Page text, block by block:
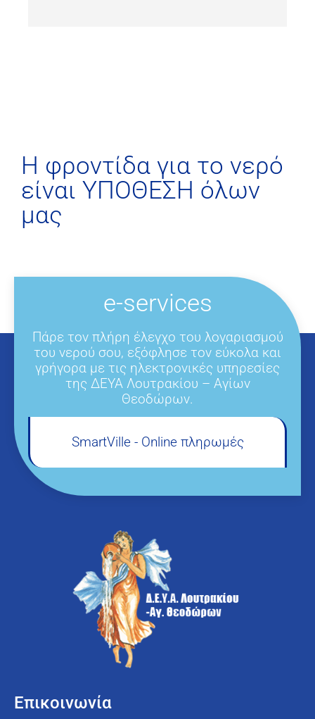
H φροντίδα για το νερό
είναι ΥΠΟΘΕΣΗ όλων
μας
e-services
Πάρε τον πλήρη έλεγχο του λογαριασμού
του νερού σου, εξόφλησε τον εύκολα και
γρήγορα με τις ηλεκτρονικές υπηρεσίες
της ΔΕΥΑ Λουτρακίου – Αγίων
Θεοδώρων.
SmartVille - Online πληρωμές
Επικοινωνία